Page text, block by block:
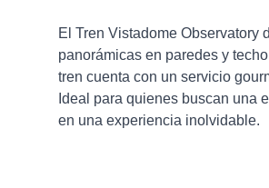
El Tren Vistadome
panorámicas en paredes y
tren cuenta con un servicio
Ideal para quienes buscan una
en una experiencia inolvidable.